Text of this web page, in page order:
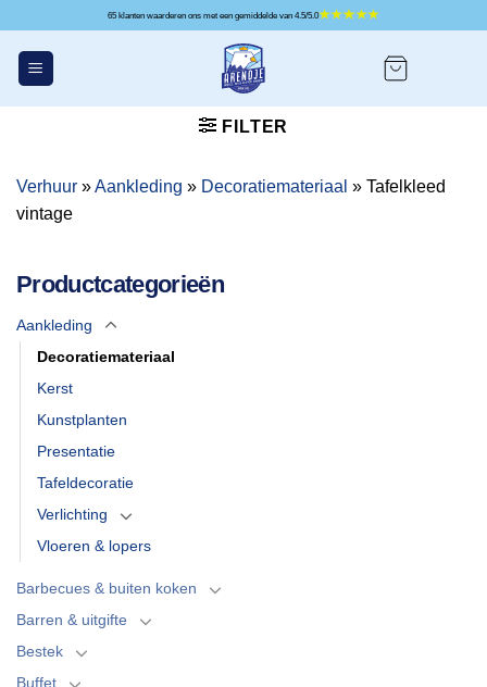
inhoud
65 klanten waarderen ons met een gemiddelde van 4.5/5.0
FILTER
Verhuur »Aankleding » Decoratiemateriaal » Tafelkleed
vintage
Productcategorieën
Aankleding
Decoratiemateriaal
Kerst
Kunstplanten
Presentatie
Tafeldecoratie
Verlichting
Vloeren & lopers
Barbecues & buiten koken
Barren & uitgifte
Bestek
Buffet